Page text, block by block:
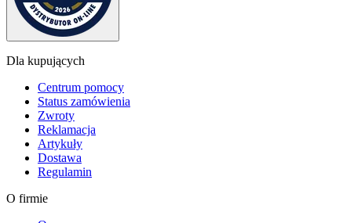
Dla kupujących
Centrum pomocy
Status zamówienia
Zwroty
Reklamacja
Artykuły
Dostawa
Regulamin
O firmie